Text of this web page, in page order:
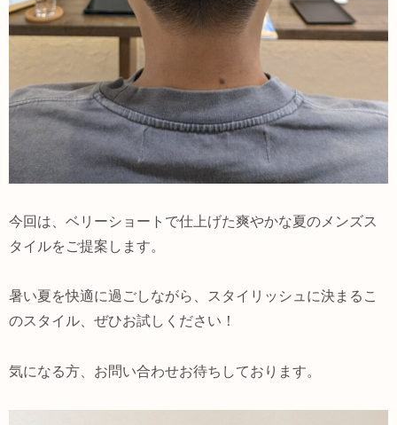
今回は、ベリーショートで仕上げた爽やかな夏のメンズス
タイルをご提案します。
暑い夏を快適に過ごしながら、スタイリッシュに決まるこ
のスタイル、ぜひお試しください！
気になる方、お問い合わせお待ちしております。